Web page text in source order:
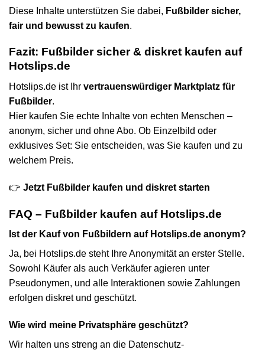
Diese Inhalte unterstützen Sie dabei, Fußbilder sicher,
fair und bewusst zu kaufen.
Fazit: Fußbilder sicher & diskret kaufen auf
Hotslips.de
Hotslips.de ist Ihr vertrauenswürdiger Marktplatz für
Fußbilder.
Hier kaufen Sie echte Inhalte von echten Menschen –
anonym, sicher und ohne Abo. Ob Einzelbild oder
exklusives Set: Sie entscheiden, was Sie kaufen und zu
welchem Preis.
👉 Jetzt Fußbilder kaufen und diskret starten
FAQ – Fußbilder kaufen auf Hotslips.de
Ist der Kauf von Fußbildern auf Hotslips.de anonym?
Ja, bei Hotslips.de steht Ihre Anonymität an erster Stelle.
Sowohl Käufer als auch Verkäufer agieren unter
Pseudonymen, und alle Interaktionen sowie Zahlungen
erfolgen diskret und geschützt.
Wie wird meine Privatsphäre geschützt?
Wir halten uns streng an die Datenschutz-